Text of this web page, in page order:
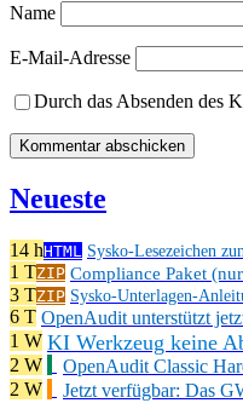
Name
E-Mail-Adresse
Durch das Absenden des
Neueste
14 hHTML Sysko-Lesezeichen
1 TZIP Compliance Paket
3 TZIP Sysko-Unterlagen-
6 T OpenAudit unterstützt
1 W KI Werkzeug keine
2 W
OpenAudit Classic
2 W
Jetzt verfügbar: Das